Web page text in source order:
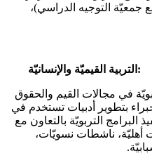
جمعيّة التوجيه الدراسي)،
التربية القيميّة والإنسانيّة:
في مجالات القيم والحقوق
بتطوير أدبيات تستخدم في
البرامج التربويّة بالتعاون مع
ناشطات نسويّات،